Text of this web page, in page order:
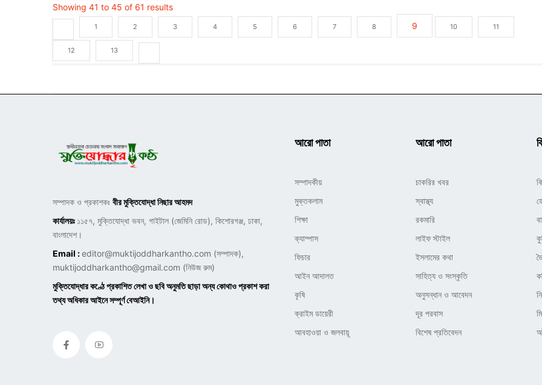
Showing 41 to 45 of 61 results
1 2 3 4 5 6 7 8 9 10 11
12 13
সম্পাদক ও প্রকাশকঃ বীর মুক্তিযোদ্ধা নিছার আহমদ
কার্যালয়ঃ ১১৫৭, মুক্তিযোদ্ধা ভবন, গাইটাল (জেমিনি রোড), কিশোরগঞ্জ, ঢাকা,
বাংলাদেশ।
Email :editor@muktijoddharkantho.com (সম্পাদক),
muktijoddharkantho@gmail.com (নিউজ রুম)
মুক্তিযোদ্ধার কণ্ঠে প্রকাশিত লেখা ও ছবি অনুমতি ছাড়া অন্য কোথাও প্রকাশ করা
তথ্য অধিকার আইনে সম্পূর্ণ বেআইনি।
আরো পাতা
সম্পাদকীয়
মুক্তকলাম
শিক্ষা
ক্যাম্পাস
ফিচার
আইন আদালত
কৃষি
ক্রাইম ডায়েরী
আবহাওয়া ও জলবায়ূ
আরো পাতা
চাকরির খবর
স্বাস্থ্য
রকমারি
লাইফ স্টাইল
ইসলামের কথা
সাহিত্য ও সংস্কৃতি
অনুসন্ধান ও আবেদন
দূর পরবাস
বিশেষ প্রতিবেদন